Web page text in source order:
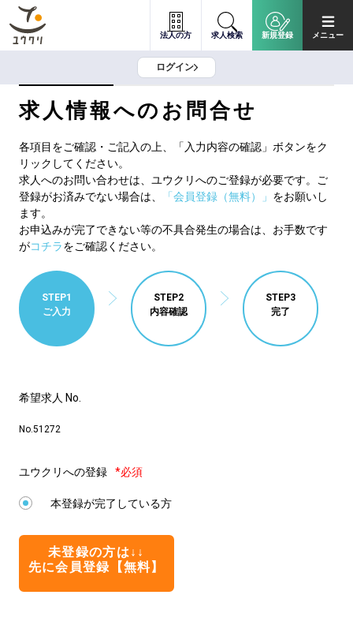
法人の方 求人検索 新規登録 メニュー
ログイン
求人情報へのお問合せ
各項目をご確認・ご記入の上、「入力内容の確認」ボタンをク
リックしてください。
求人へのお問い合わせは、ユウクリへのご登録が必要です。ご
登録がお済みでない場合は、
「会員登録（無料）」 をお願いし
ます。
お申込みが完了できない等の不具合発生の場合は、お手数です
がコチラをご確認ください。
STEP1
ご入力
STEP2
内容確認
STEP3
完了
希望求人 No.
No.51272
ユウクリへの登録 *必須
本登録が完了している方
未登録の方は↓↓
先に会員登録【無料】